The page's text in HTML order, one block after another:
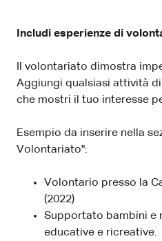
Includi esperienze di
Il volontariato dimostra
Aggiungi qualsiasi attività
che mostri il tuo interesse
Esempio da inserire nella
Volontariato":
Volontario presso la
(2022)
Supportato bambini e
educative e ricreative.